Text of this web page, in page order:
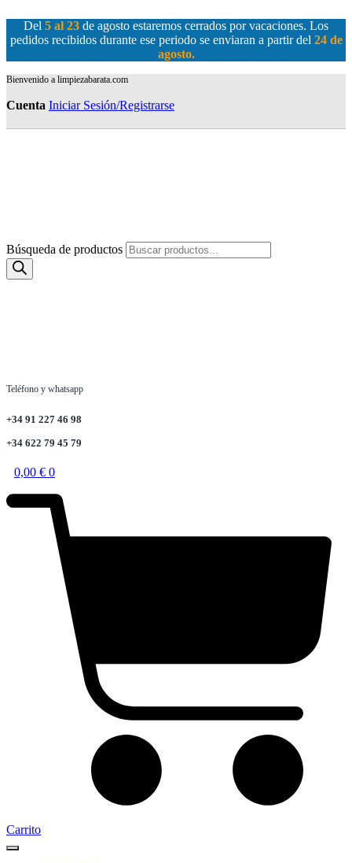
Del 5 al 23 de agosto estaremos cerrados por vacaciones. Los
pedidos recibidos durante ese periodo se enviaran a partir del 24 de
agosto.
Bienvenido a limpiezabarata.com
Cuenta Iniciar Sesión/Registrarse
Búsqueda de productos
Teléfono y whatsapp
+34 91 227 46 98
+34 622 79 45 79
0,00 € 0
Carrito